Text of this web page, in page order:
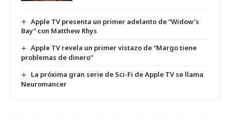
Apple TV presenta un primer adelanto de “Widow’s
Bay” con Matthew Rhys
Apple TV revela un primer vistazo de “Margo tiene
problemas de dinero”
La próxima gran serie de Sci-Fi de Apple TV se llama
Neuromancer